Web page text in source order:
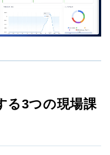
る3つの現場課